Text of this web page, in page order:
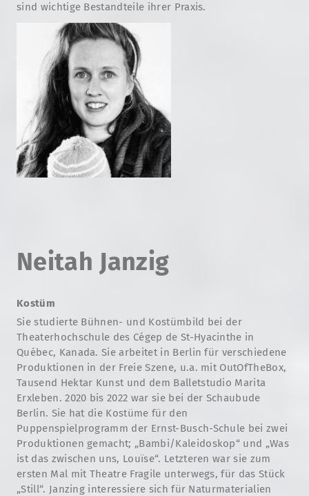
sind wichtige Bestandteile ihrer Praxis.
Neitah Janzig
Kostüm
Sie studierte Bühnen- und Kostümbild bei der
Theaterhochschule des Cégep de St-Hyacinthe in
Québec, Kanada. Sie arbeitet in Berlin für verschiedene
Produktionen in der Freie Szene, u.a. mit OutOfTheBox,
Tausend Hektar Kunst und dem Balletstudio Marita
Erxleben. 2020 bis 2022 war sie bei der Schaubude
Berlin. Sie hat die Kostüme für den
Puppenspielprogramm der Ernst-Busch-Schule bei zwei
Produktionen gemacht; „Bambi/Kaleidoskop“ und „Was
ist das zwischen uns, Louïse“. Letzteren war sie zum
ersten Mal mit Theatre Fragile unterwegs, für das Stück
„Still“. Janzing interessiere sich für Naturmaterialien